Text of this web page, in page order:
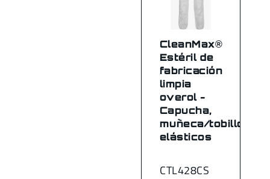
CTL428CS
CleanMax®
Estéril de
fabricación
limpia
overol -
Capucha,
muñeca/tobillo
elásticos